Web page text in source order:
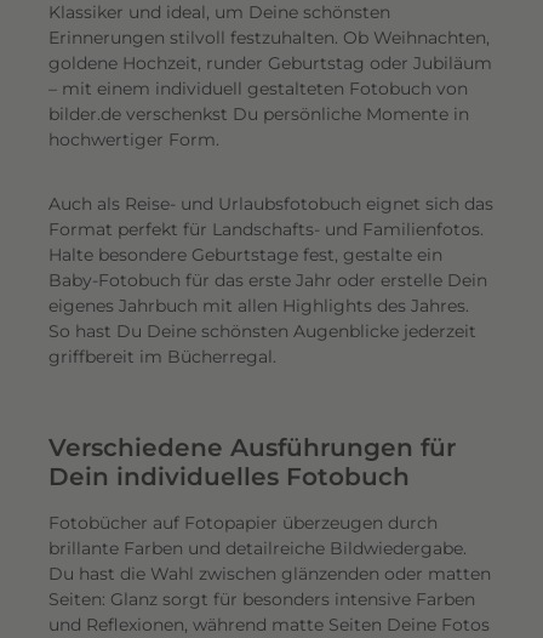
Klassiker und ideal, um Deine schönsten
Erinnerungen stilvoll festzuhalten. Ob Weihnachten,
goldene Hochzeit, runder Geburtstag oder Jubiläum
– mit einem individuell gestalteten Fotobuch von
bilder.de verschenkst Du persönliche Momente in
hochwertiger Form.
Auch als Reise- und Urlaubsfotobuch eignet sich das
Format perfekt für Landschafts- und Familienfotos.
Halte besondere Geburtstage fest, gestalte ein
Baby-Fotobuch für das erste Jahr oder erstelle Dein
eigenes Jahrbuch mit allen Highlights des Jahres.
So hast Du Deine schönsten Augenblicke jederzeit
griffbereit im Bücherregal.
Verschiedene Ausführungen für
Dein individuelles Fotobuch
Fotobücher auf Fotopapier überzeugen durch
brillante Farben und detailreiche Bildwiedergabe.
Du hast die Wahl zwischen glänzenden oder matten
Seiten: Glanz sorgt für besonders intensive Farben
und Reflexionen, während matte Seiten Deine Fotos